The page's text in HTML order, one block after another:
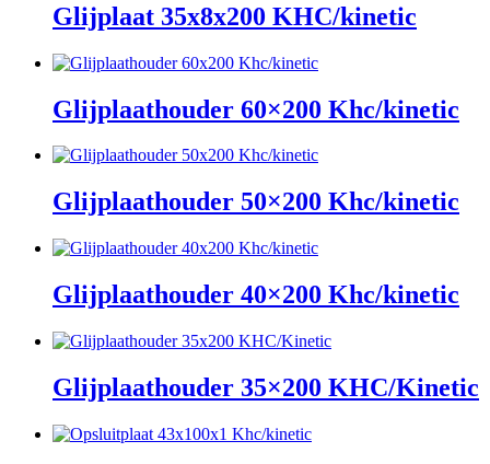
Glijplaat 35x8x200 KHC/kinetic
Glijplaathouder 60×200 Khc/kinetic
Glijplaathouder 50×200 Khc/kinetic
Glijplaathouder 40×200 Khc/kinetic
Glijplaathouder 35×200 KHC/Kinetic